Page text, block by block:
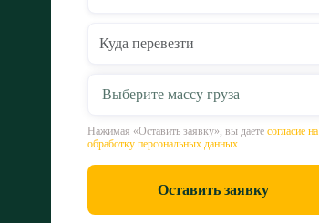
Выберите массу груза
Нажимая «Оставить заявку», вы даете согласие на
обработку персональных данных
Оставить заявку